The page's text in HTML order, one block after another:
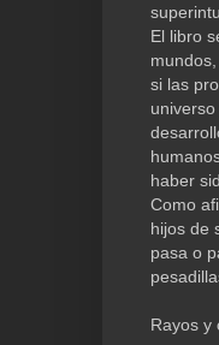
El libro
si las
haber
Como
hijos de
pasa o
Rayos y